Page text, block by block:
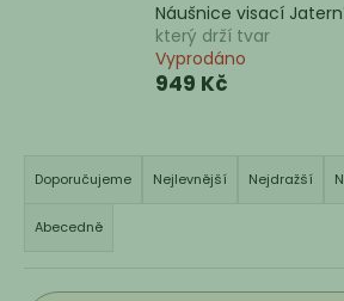
Náušnice visací
který drží tvar
Vyprodáno
949 Kč
a
Doporučujeme Nejlevnější Nejdražší
Abecedně
HLEDAT
o
o